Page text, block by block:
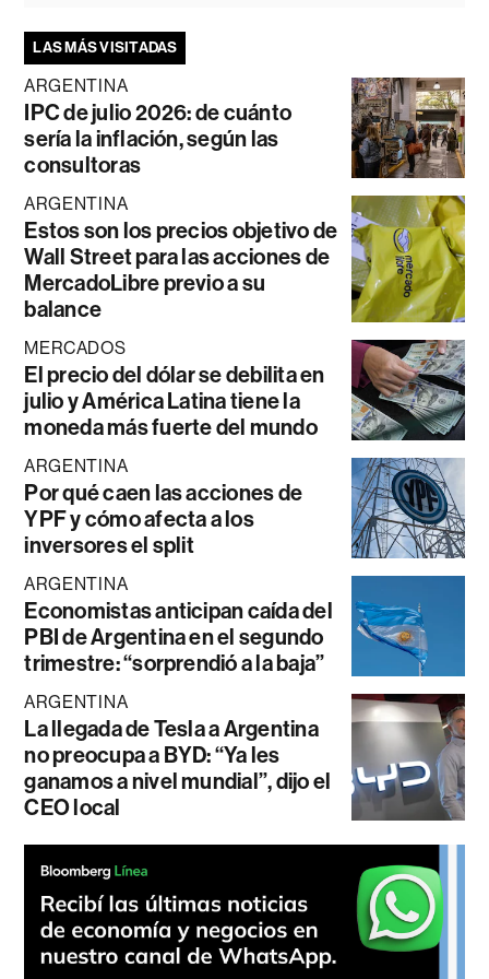
LAS MÁS VISITADAS
ARGENTINA
IPC de julio 2026: de cuánto
sería la inflación, según las
consultoras
ARGENTINA
Estos son los precios objetivo de
Wall Street para las acciones de
MercadoLibre previo a su
balance
MERCADOS
El precio del dólar se debilita en
julio y América Latina tiene la
moneda más fuerte del mundo
ARGENTINA
Por qué caen las acciones de
YPF y cómo afecta a los
inversores el split
ARGENTINA
Economistas anticipan caída del
PBI de Argentina en el segundo
trimestre: “sorprendió a la baja”
ARGENTINA
La llegada de Tesla a Argentina
no preocupa a BYD: “Ya les
ganamos a nivel mundial”, dijo el
CEO local